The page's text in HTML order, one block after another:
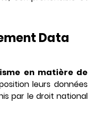
Data
en matière de
leurs données
par le droit national